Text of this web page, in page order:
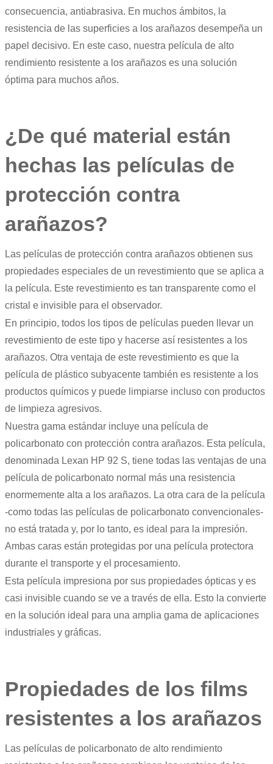
consecuencia, antiabrasiva. En muchos ámbitos, la
resistencia de las superficies a los arañazos desempeña un
papel decisivo. En este caso, nuestra película de alto
rendimiento resistente a los arañazos es una solución
óptima para muchos años.
¿De qué material están
hechas las películas de
protección contra
arañazos?
Las películas de protección contra arañazos obtienen sus
propiedades especiales de un revestimiento que se aplica a
la película. Este revestimiento es tan transparente como el
cristal e invisible para el observador.
En principio, todos los tipos de películas pueden llevar un
revestimiento de este tipo y hacerse así resistentes a los
arañazos. Otra ventaja de este revestimiento es que la
película de plástico subyacente también es resistente a los
productos químicos y puede limpiarse incluso con productos
de limpieza agresivos.
Nuestra gama estándar incluye una película de
policarbonato con protección contra arañazos. Esta película,
denominada Lexan HP 92 S, tiene todas las ventajas de una
película de policarbonato normal más una resistencia
enormemente alta a los arañazos. La otra cara de la película
-como todas las películas de policarbonato convencionales-
no está tratada y, por lo tanto, es ideal para la impresión.
Ambas caras están protegidas por una película protectora
durante el transporte y el procesamiento.
Esta película impresiona por sus propiedades ópticas y es
casi invisible cuando se ve a través de ella. Esto la convierte
en la solución ideal para una amplia gama de aplicaciones
industriales y gráficas.
Propiedades de los films
resistentes a los arañazos
Las películas de policarbonato de alto rendimiento